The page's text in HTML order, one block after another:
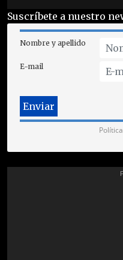
Suscríbete a nuestro
Nombre y apellido
E-mail